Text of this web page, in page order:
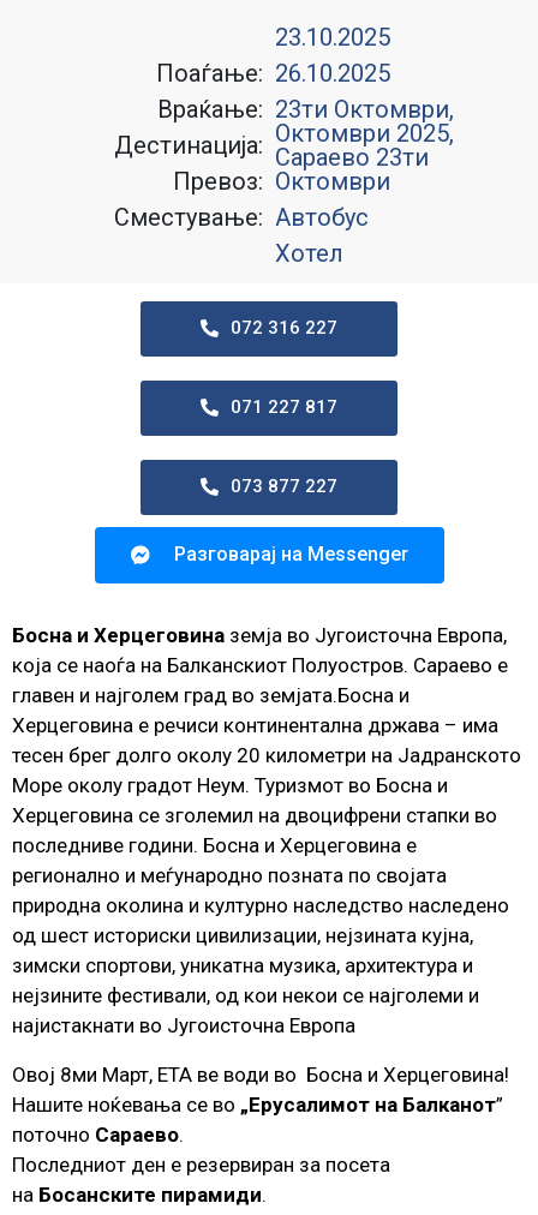
Поаѓање:
Враќање:
Дестинација:
Превоз:
Сместување:
23.10.2025
26.10.2025
23ти Октомври,
Октомври 2025,
Сараево 23ти
Октомври
Автобус
Хотел
072 316 227
071 227 817
073 877 227
Разговарај на Messenger
Босна и Херцеговина земја во Југоисточна Европа,
која се наоѓа на Балканскиот Полуостров. Сараево е
главен и најголем град во земјата.Босна и
Херцеговина е речиси континентална држава – има
тесен брег долго околу 20 километри на Јадранското
Море околу градот Неум. Туризмот во Босна и
Херцеговина се зголемил на двоцифрени стапки во
последниве години. Босна и Херцеговина е
регионално и меѓународно позната по својата
природна околина и културно наследство наследено
од шест историски цивилизации, нејзината кујна,
зимски спортови, уникатна музика, архитектура и
нејзините фестивали, од кои некои се најголеми и
најистакнати во Југоисточна Европа
Овој 8ми Март, ЕТА ве води во Босна и Херцеговина!
Нашите ноќевања се во „Ерусалимот на Балканот”
поточно Сараево.
Последниот ден е резервиран за посета
на Босанските пирамиди.